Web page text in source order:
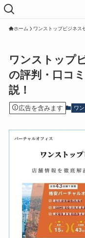
ホーム ワンストップビジネス
ワンストップ
の評判・口コ
説！
広告を含みます ワ